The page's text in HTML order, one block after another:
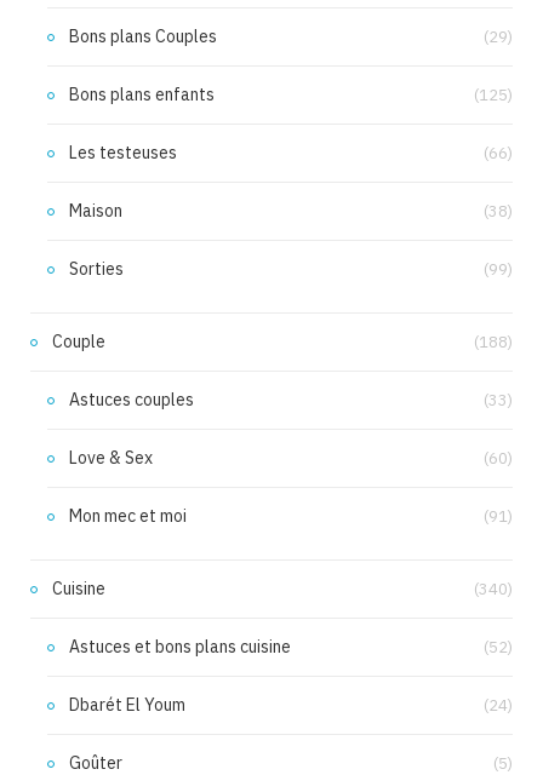
Bons plans Couples (29)
Bons plans enfants (125)
Les testeuses (66)
Maison (38)
Sorties (99)
Couple (188)
Astuces couples (33)
Love & Sex (60)
Mon mec et moi (91)
Cuisine (340)
Astuces et bons plans cuisine (52)
Dbarét El Youm (24)
Goûter (5)